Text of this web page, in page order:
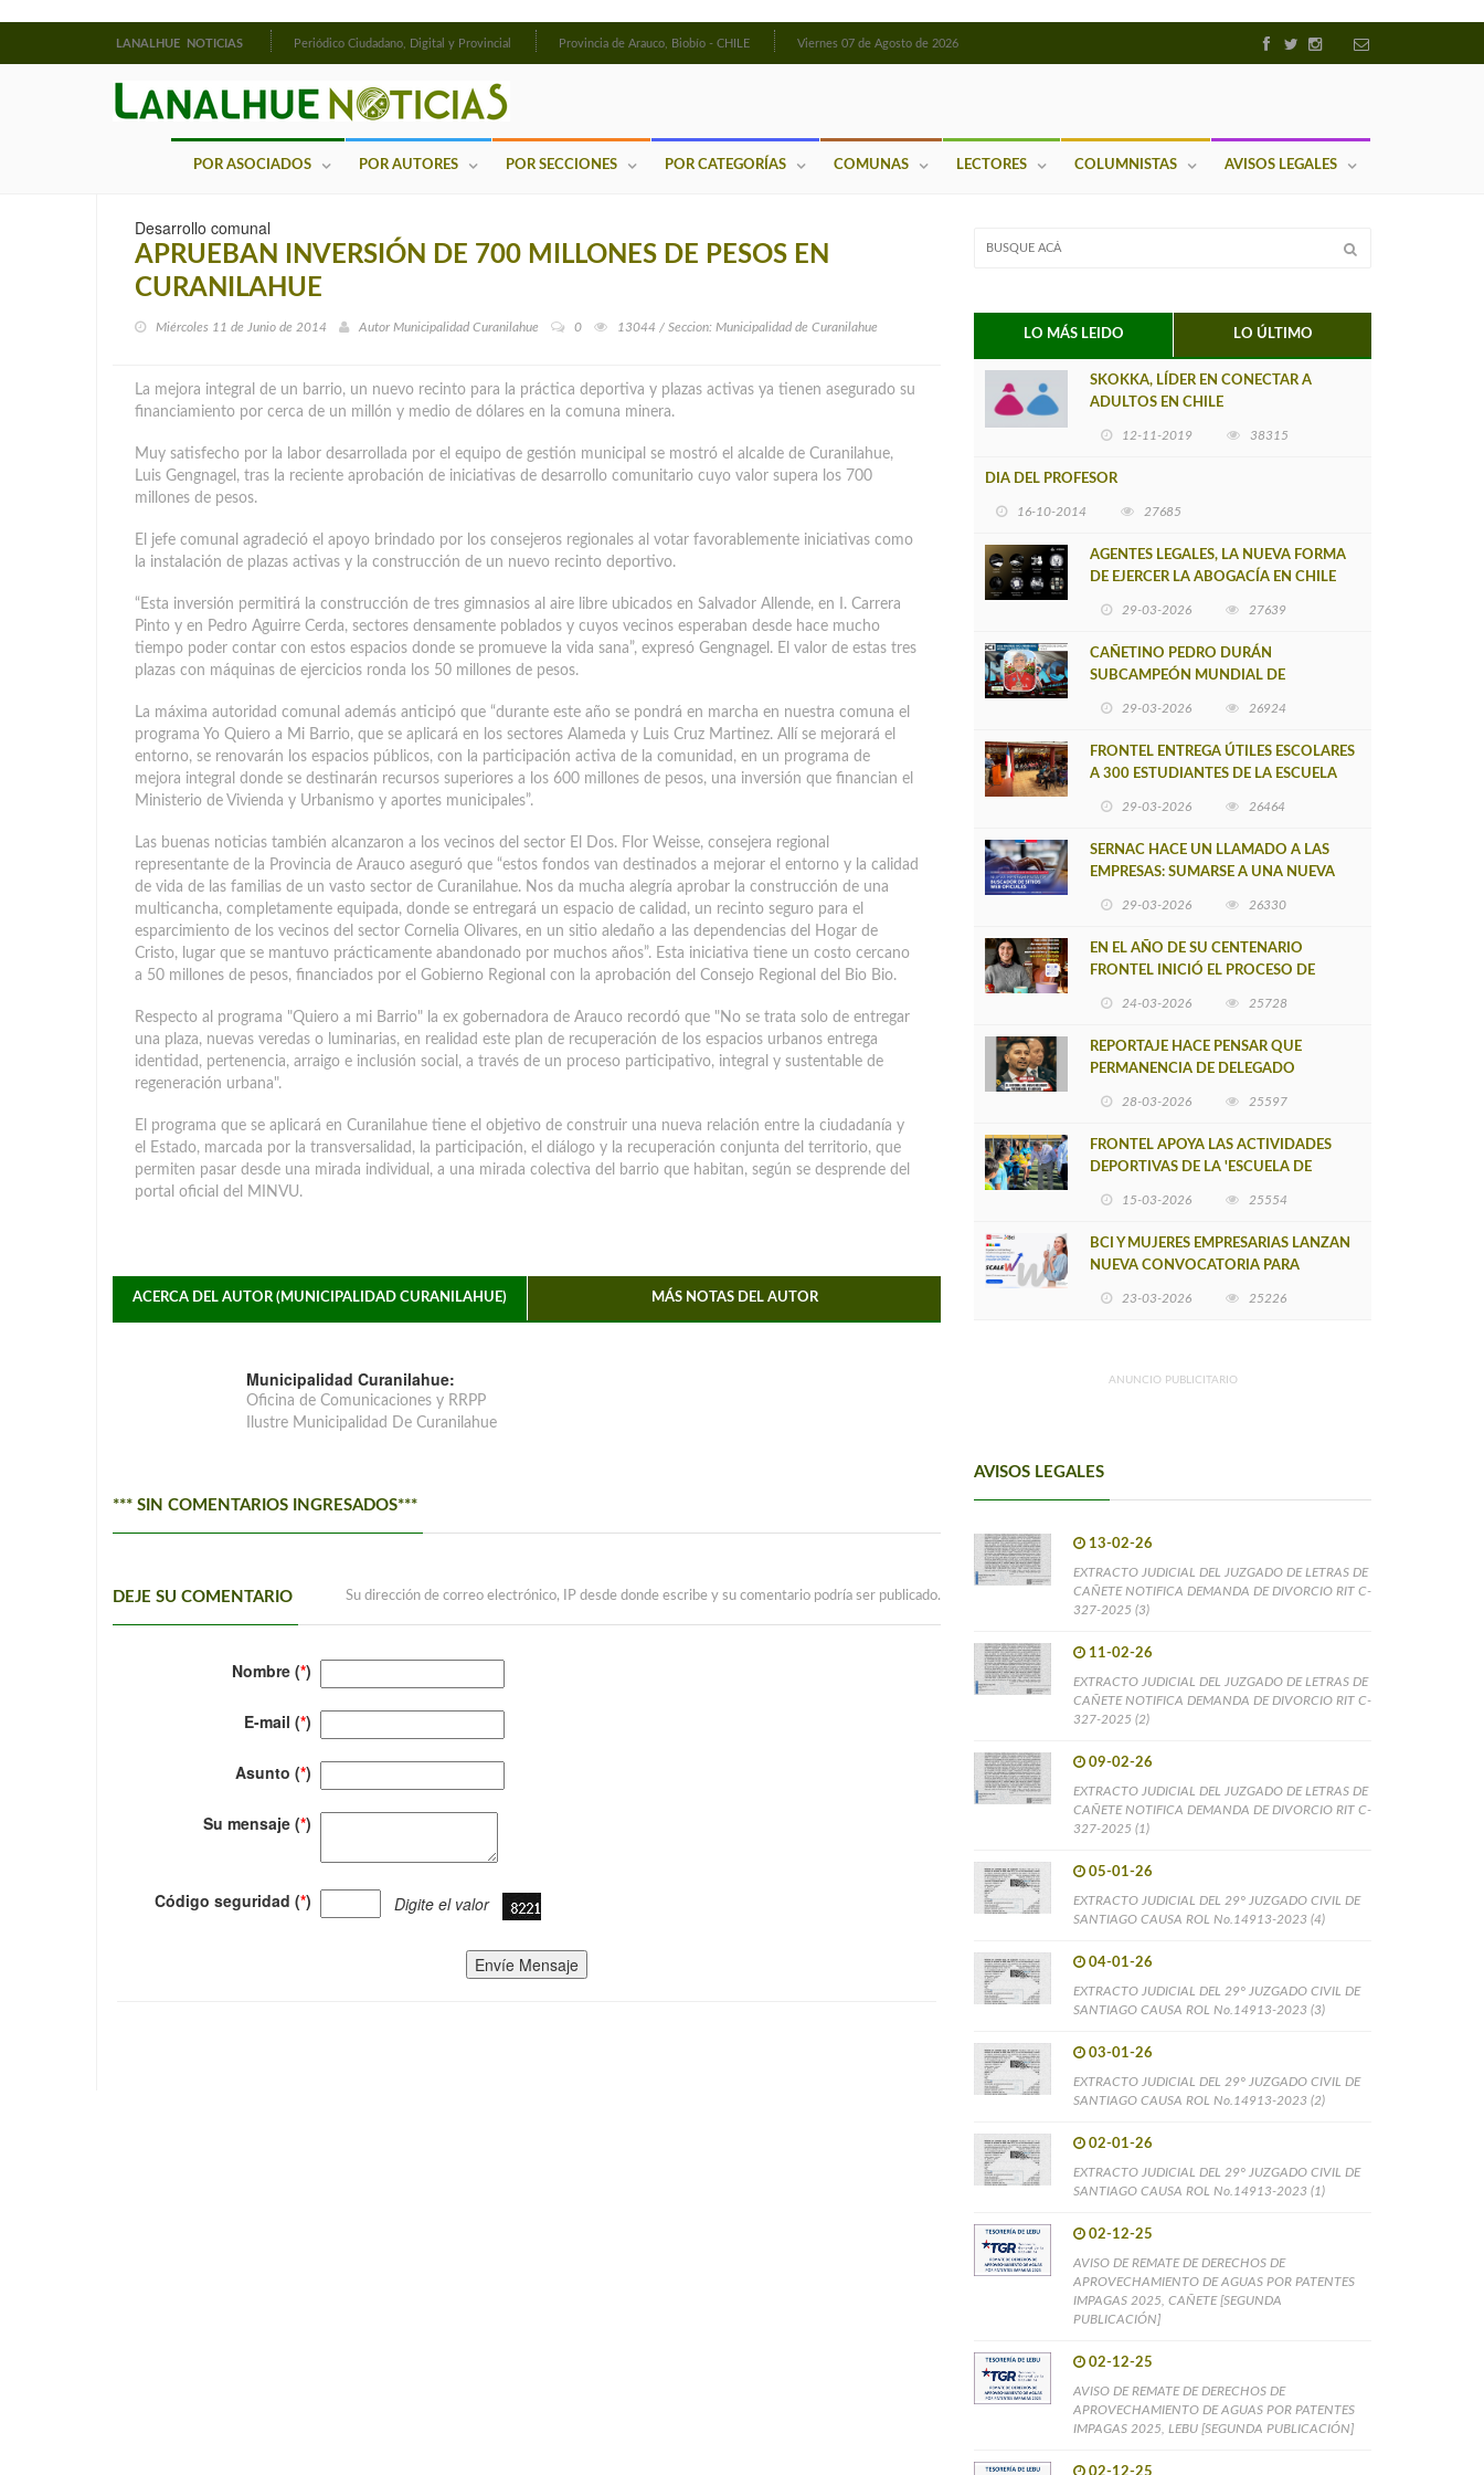
LANALHUE NOTICIAS Periódico Ciudadano, Digital y Provincial Provincia de Arauco, Biobío - CHILE Viernes 07 de Agosto de 2026
POR ASOCIADOS POR AUTORES POR SECCIONES POR CATEGORÍAS COMUNAS LECTORES COLUMNISTAS AVISOS LEGALES
Desarrollo comunal
APRUEBAN INVERSIÓN DE 700 MILLONES DE PESOS EN
CURANILAHUE
Miércoles 11 de Junio de 2014 Autor Municipalidad Curanilahue 0 13044 / Seccion: Municipalidad de Curanilahue
La mejora integral de un barrio, un nuevo recinto para la práctica deportiva y plazas activas ya tienen asegurado su
financiamiento por cerca de un millón y medio de dólares en la comuna minera.
Muy satisfecho por la labor desarrollada por el equipo de gestión municipal se mostró el alcalde de Curanilahue,
Luis Gengnagel, tras la reciente aprobación de iniciativas de desarrollo comunitario cuyo valor supera los 700
millones de pesos.
El jefe comunal agradeció el apoyo brindado por los consejeros regionales al votar favorablemente iniciativas como
la instalación de plazas activas y la construcción de un nuevo recinto deportivo.
“Esta inversión permitirá la construcción de tres gimnasios al aire libre ubicados en Salvador Allende, en I. Carrera
Pinto y en Pedro Aguirre Cerda, sectores densamente poblados y cuyos vecinos esperaban desde hace mucho
tiempo poder contar con estos espacios donde se promueve la vida sana”, expresó Gengnagel. El valor de estas tres
plazas con máquinas de ejercicios ronda los 50 millones de pesos.
La máxima autoridad comunal además anticipó que “durante este año se pondrá en marcha en nuestra comuna el
programa Yo Quiero a Mi Barrio, que se aplicará en los sectores Alameda y Luis Cruz Martinez. Allí se mejorará el
entorno, se renovarán los espacios públicos, con la participación activa de la comunidad, en un programa de
mejora integral donde se destinarán recursos superiores a los 600 millones de pesos, una inversión que financian el
Ministerio de Vivienda y Urbanismo y aportes municipales”.
Las buenas noticias también alcanzaron a los vecinos del sector El Dos. Flor Weisse, consejera regional
representante de la Provincia de Arauco aseguró que “estos fondos van destinados a mejorar el entorno y la calidad
de vida de las familias de un vasto sector de Curanilahue. Nos da mucha alegría aprobar la construcción de una
multicancha, completamente equipada, donde se entregará un espacio de calidad, un recinto seguro para el
esparcimiento de los vecinos del sector Cornelia Olivares, en un sitio aledaño a las dependencias del Hogar de
Cristo, lugar que se mantuvo prácticamente abandonado por muchos años”. Esta iniciativa tiene un costo cercano
a 50 millones de pesos, financiados por el Gobierno Regional con la aprobación del Consejo Regional del Bio Bio.
Respecto al programa "Quiero a mi Barrio" la ex gobernadora de Arauco recordó que "No se trata solo de entregar
una plaza, nuevas veredas o luminarias, en realidad este plan de recuperación de los espacios urbanos entrega
identidad, pertenencia, arraigo e inclusión social, a través de un proceso participativo, integral y sustentable de
regeneración urbana".
El programa que se aplicará en Curanilahue tiene el objetivo de construir una nueva relación entre la ciudadanía y
el Estado, marcada por la transversalidad, la participación, el diálogo y la recuperación conjunta del territorio, que
permiten pasar desde una mirada individual, a una mirada colectiva del barrio que habitan, según se desprende del
portal oficial del MINVU.
ACERCA DEL AUTOR (MUNICIPALIDAD CURANILAHUE) MÁS NOTAS DEL AUTOR
Municipalidad Curanilahue:
Oficina de Comunicaciones y RRPP
Ilustre Municipalidad De Curanilahue
*** SIN COMENTARIOS INGRESADOS***
DEJE SU COMENTARIO Su dirección de correo electrónico, IP desde donde escribe y su comentario podría ser publicado.
Nombre (*)
E-mail (*)
Asunto (*)
Su mensaje (*)
Código seguridad (*) Digite el valor
Envíe Mensaje
LO MÁS LEIDO LO ÚLTIMO
SKOKKA, LÍDER EN CONECTAR A
ADULTOS EN CHILE
12-11-2019 38315
DIA DEL PROFESOR
16-10-2014 27685
AGENTES LEGALES, LA NUEVA FORMA
DE EJERCER LA ABOGACÍA EN CHILE
29-03-2026 27639
CAÑETINO PEDRO DURÁN
SUBCAMPEÓN MUNDIAL DE
29-03-2026 26924
FRONTEL ENTREGA ÚTILES ESCOLARES
A 300 ESTUDIANTES DE LA ESCUELA
29-03-2026 26464
SERNAC HACE UN LLAMADO A LAS
EMPRESAS: SUMARSE A UNA NUEVA
29-03-2026 26330
EN EL AÑO DE SU CENTENARIO
FRONTEL INICIÓ EL PROCESO DE
24-03-2026 25728
REPORTAJE HACE PENSAR QUE
PERMANENCIA DE DELEGADO
28-03-2026 25597
FRONTEL APOYA LAS ACTIVIDADES
DEPORTIVAS DE LA 'ESCUELA DE
15-03-2026 25554
BCI Y MUJERES EMPRESARIAS LANZAN
NUEVA CONVOCATORIA PARA
23-03-2026 25226
ANUNCIO PUBLICITARIO
AVISOS LEGALES
13-02-26
EXTRACTO JUDICIAL DEL JUZGADO DE LETRAS DE
CAÑETE NOTIFICA DEMANDA DE DIVORCIO RIT C-
327-2025 (3)
11-02-26
EXTRACTO JUDICIAL DEL JUZGADO DE LETRAS DE
CAÑETE NOTIFICA DEMANDA DE DIVORCIO RIT C-
327-2025 (2)
09-02-26
EXTRACTO JUDICIAL DEL JUZGADO DE LETRAS DE
CAÑETE NOTIFICA DEMANDA DE DIVORCIO RIT C-
327-2025 (1)
05-01-26
EXTRACTO JUDICIAL DEL 29° JUZGADO CIVIL DE
SANTIAGO CAUSA ROL No.14913-2023 (4)
04-01-26
EXTRACTO JUDICIAL DEL 29° JUZGADO CIVIL DE
SANTIAGO CAUSA ROL No.14913-2023 (3)
03-01-26
EXTRACTO JUDICIAL DEL 29° JUZGADO CIVIL DE
SANTIAGO CAUSA ROL No.14913-2023 (2)
02-01-26
EXTRACTO JUDICIAL DEL 29° JUZGADO CIVIL DE
SANTIAGO CAUSA ROL No.14913-2023 (1)
02-12-25
AVISO DE REMATE DE DERECHOS DE
APROVECHAMIENTO DE AGUAS POR PATENTES
IMPAGAS 2025, CAÑETE [SEGUNDA
PUBLICACIÓN]
02-12-25
AVISO DE REMATE DE DERECHOS DE
APROVECHAMIENTO DE AGUAS POR PATENTES
IMPAGAS 2025, LEBU [SEGUNDA PUBLICACIÓN]